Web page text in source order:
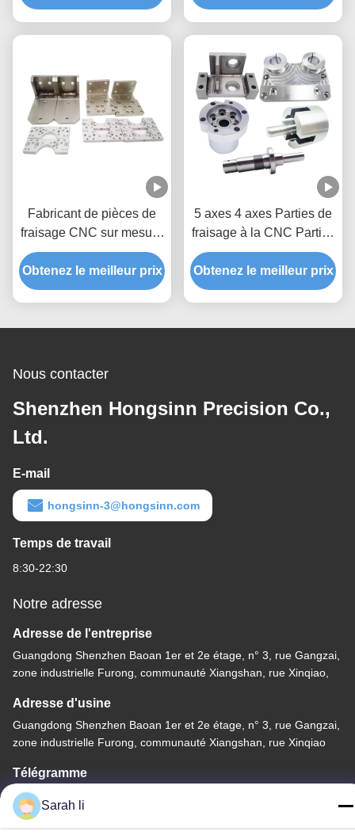
Fabricant de pièces de
fraisage CNC sur mesure
pour pièces de série
Prototypes Aluminium
Obtenez le meilleur prix
5 axes 4 axes Parties de
fraisage à la CNC Parties
métalliques fraîches
Obtenez le meilleur prix
Nous contacter
Shenzhen Hongsinn Precision Co.,
Ltd.
E-mail
hongsinn-3@hongsinn.com
Temps de travail
8:30-22:30
Notre adresse
Adresse de l'entreprise
Guangdong Shenzhen Baoan 1er et 2e étage, n° 3, rue Gangzai,
zone industrielle Furong, communauté Xiangshan, rue Xinqiao,
Adresse d'usine
Guangdong Shenzhen Baoan 1er et 2e étage, n° 3, rue Gangzai,
zone industrielle Furong, communauté Xiangshan, rue Xinqiao
Télégramme
86-0755-27097532-8:30
Sarah li